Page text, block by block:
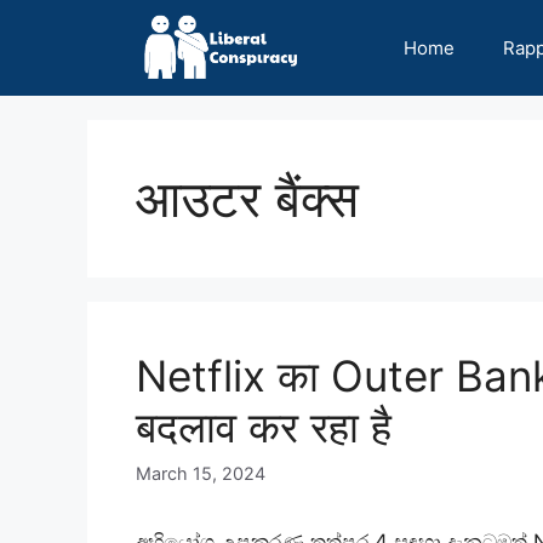
Home
आउटर बैंक्स
Netflix का Outer
बदलाव कर रहा है
March 15, 2024